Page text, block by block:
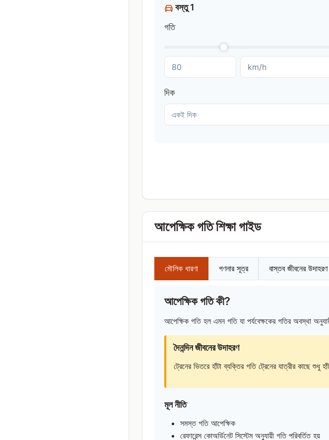
বস্তু 1
গতি
দিক
আপেক্ষিক গতি শিক্ষা গাইড
মৌলিক ধারণা গণনার সূত্র বাস্তব জীবনের উদাহরণ
আপেক্ষিক গতি কী?
আপেক্ষিক গতি হল এমন গতি যা পর্যবেক্ষকের গতির অবস্থা
দৈনন্দিন জীবনের উদাহরণ
ট্রেনের ভিতরে হাঁটা ব্যক্তির গতি ট্রেনের যাত্রীর কাছে শুধু
মূল নীতি
সমস্ত গতি আপেক্ষিক
রেফারেন্স কোঅর্ডিনেট সিস্টেম অনুযায়ী গতি পরিবর্তিত হয়